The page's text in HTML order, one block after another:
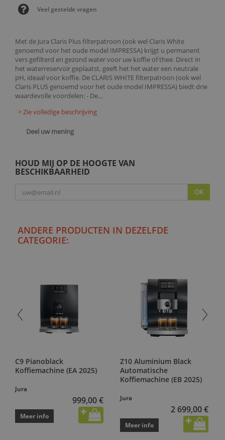
Met de Jura Claris Plus filterpatroon (ook wel Claris White
genoemd voor het oude model IMPRESSA) krijgt u permanent
vers gefilterd en gezond water voor uw koffie of thee. Direct in
het waterreservoir geplaatst, geeft het het water een neutrale
pH, ideaal voor koffie. De CLARIS WHITE filterpatroon (ook wel
Claris PLUS genoemd voor het oude model IMPRESSA) biedt drie
waardevolle voordelen: - De...
> Zie volledige beschrijving
Deel uw mening
HOUD MIJ OP DE HOOGTE VAN
BESCHIKBAARHEID
OK
Veel gestelde vragen
ANDERE PRODUCTEN IN DEZELFDE
CATEGORIE:
C9 Pianoblack
Koffiemachine (EA 2025)
Jura
999,00 €
Meer info
Z10 Aluminium Black
Automatische
Koffiemachine (EB 2025)
Jura
2 699,00 €
Meer info